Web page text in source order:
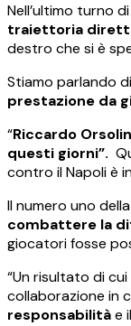
Nell’ultimo turno
traiettoria
destro che si è
Stiamo parlando
prestazione da
“Riccardo
questi giorni”.
contro il Napoli è
Il numero uno
combattere la
giocatori fosse
“Un risultato di
collaborazione in
responsabilitàe